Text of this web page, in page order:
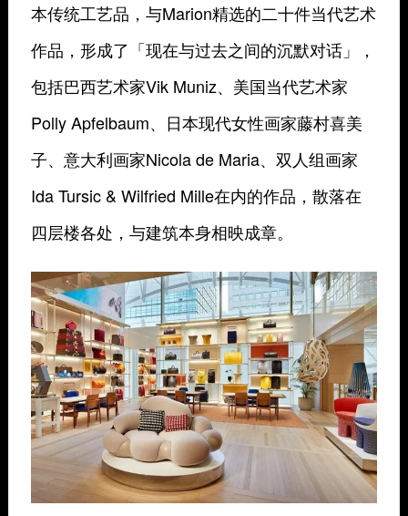
本传统工艺品，与Marion精选的二十件当代艺术
作品，形成了「现在与过去之间的沉默对话」，
包括巴西艺术家Vik Muniz、美国当代艺术家
Polly Apfelbaum、日本现代女性画家藤村喜美
子、意大利画家Nicola de Maria、双人组画家
Ida Tursic & Wilfried Mille在内的作品，散落在
四层楼各处，与建筑本身相映成章。